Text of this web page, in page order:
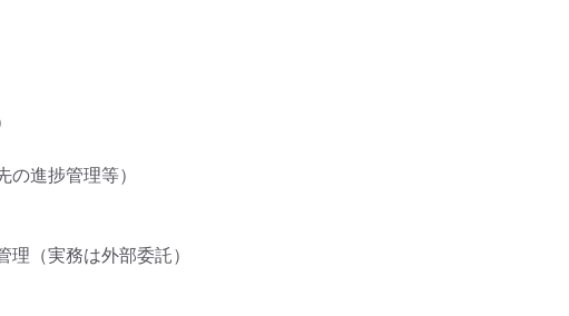
進捗管理等）
（実務は外部委託）